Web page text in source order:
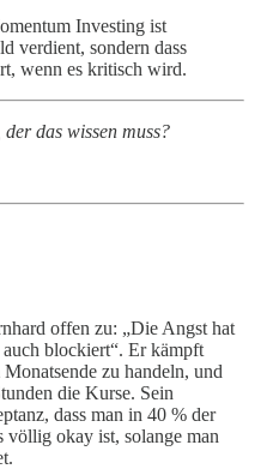
Investing ist
verdient, sondern dass
wenn es kritisch wird.
das wissen muss?
offen zu: „Die Angst hat
blockiert“. Er kämpft
zu handeln, und
die Kurse. Sein
dass man in 40 % der
völlig okay ist, solange man